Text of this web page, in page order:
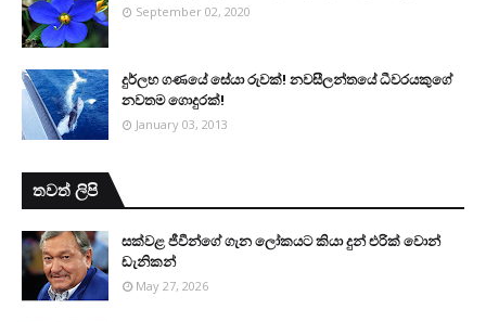
September 02, 2020
දුර්ලභ ගණයේ සේයා රුවක්! නවසීලන්තයේ ධීවරයකුගේ
නවතම ගොදුරක්!
January 03, 2013
තවත් ලිපි
සක්වළ ජීවීන්ගේ ගැන ලෝකයට කියා දුන් එරික් වොන්
ඩැනිකන්
May 27, 2026